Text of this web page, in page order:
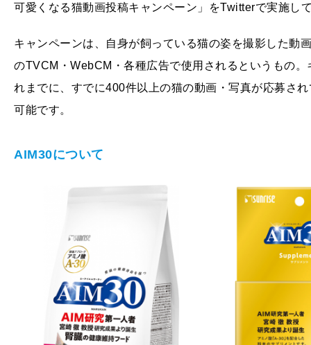
可愛くなる猫動画投稿キャンペーン」をTwitterで実施し
キャンペーンは、自身が飼っている猫の姿を撮影した動
のTVCM・WebCM・各種広告で使用されるというもの
れまでに、すでに400件以上の猫の動画・写真が応募さ
可能です。
AIM30について